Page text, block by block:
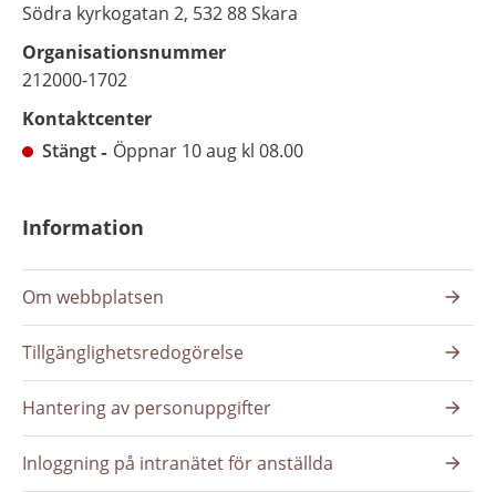
Södra kyrkogatan 2, 532 88 Skara
Organisationsnummer
212000-1702
Kontaktcenter
Stängt
Öppnar 10 aug kl 08.00
Information
Om webbplatsen
Tillgänglighetsredogörelse
Hantering av personuppgifter
Inloggning på intranätet för anställda